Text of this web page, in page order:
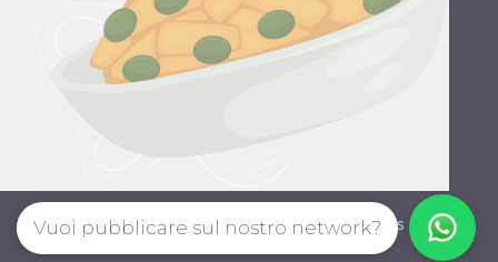
Style guidePrivacy policyTerms
Vuoi pubblicare sul nostro network?